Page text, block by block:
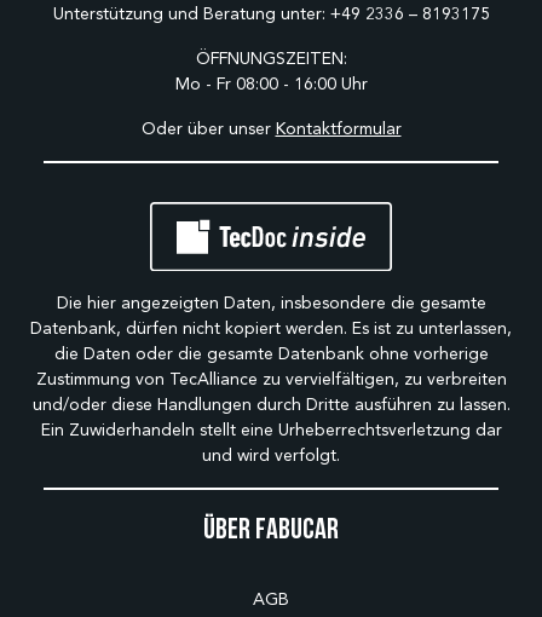
Über Fabucar
AGB
Unterstützung und Beratung unter: +49 2336 – 8193175
ÖFFNUNGSZEITEN:
Mo - Fr 08:00 - 16:00 Uhr
Oder über unser Kontaktformular
Die hier angezeigten Daten, insbesondere die gesamte
Datenbank, dürfen nicht kopiert werden. Es ist zu unterlassen,
die Daten oder die gesamte Datenbank ohne vorherige
Zustimmung von TecAlliance zu vervielfältigen, zu verbreiten
und/oder diese Handlungen durch Dritte ausführen zu lassen.
Ein Zuwiderhandeln stellt eine Urheberrechtsverletzung dar
und wird verfolgt.